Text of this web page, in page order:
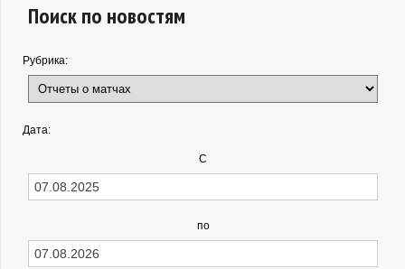
Поиск по новостям
Рубрика:
Дата:
С
по